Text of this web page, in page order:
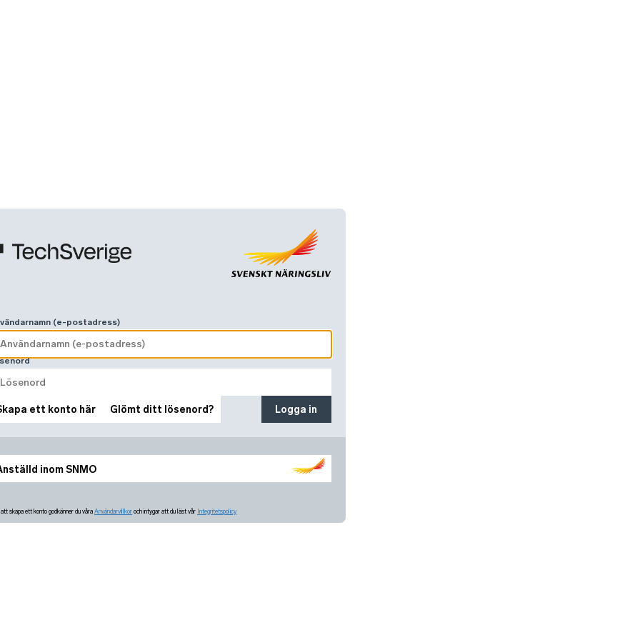
inom SNMO
(e-postadress)
ett konto här Glömt ditt lösenord? Logga in
skapa ett konto godkänner du våra Användarvillkor och intygar att du läst vår Integritetspolicy.